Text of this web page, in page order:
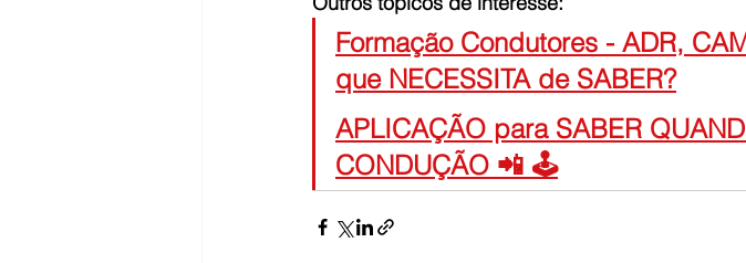
Formação Condutores - ADR,
que NECESSITA de SABER?
APLICAÇÃO para SABER
CONDUÇÃO 📲 🕹